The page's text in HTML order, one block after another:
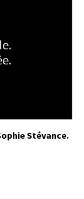
Stévance.